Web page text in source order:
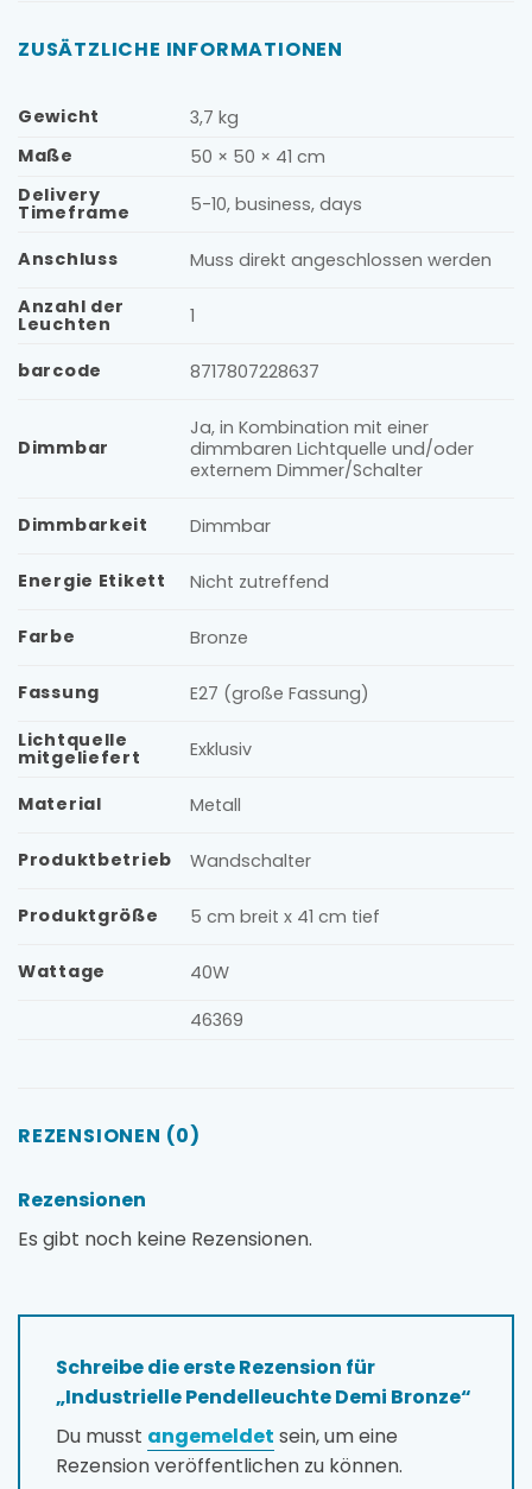
ZUSÄTZLICHE INFORMATIONEN
Gewicht
3,7 kg
Maße
50 × 50 × 41 cm
Delivery
Timeframe 5-10, business, days
Anschluss
Muss direkt angeschlossen werden
Anzahl der
Leuchten 1
barcode 8717807228637
Dimmbar
Ja, in Kombination mit einer
dimmbaren Lichtquelle und/oder
externem Dimmer/Schalter
Dimmbarkeit Dimmbar
Energie Etikett Nicht zutreffend
Farbe Bronze
Fassung
E27 (große Fassung)
Lichtquelle
mitgeliefert Exklusiv
Material Metall
Produktbetrieb Wandschalter
Produktgröße 5 cm breit x 41 cm tief
Wattage
40W
46369
REZENSIONEN (0)
Rezensionen
Es gibt noch keine Rezensionen.
Schreibe die erste Rezension für
„Industrielle Pendelleuchte Demi Bronze“
Du musst angemeldet sein, um eine
Rezension veröffentlichen zu können.